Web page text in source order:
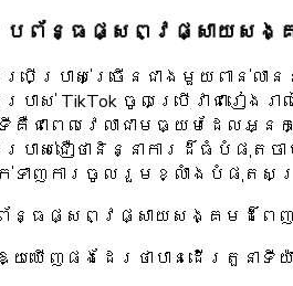
ាប្រព័ន្ធផ្សព្វផ្សាយស
ប្រើប្រាស់ច្រើនជាងមួយពាន់
ាស់ TikTok ចូលប្រើវាជារៀងរា
គឺជាពេលវេលាជាមធ្យមដែលអ្
រាស់ជឿថានិន្នាការដ៏ធំបំផុតចាប់
ទាក់ទាញការចូលរួមខ្លាំងបំផុ
ប្រព័ន្ធផ្សព្វផ្សាយសង្គមដ៏
ឱ្យឃើញផងដែរថាបានដើរតួ